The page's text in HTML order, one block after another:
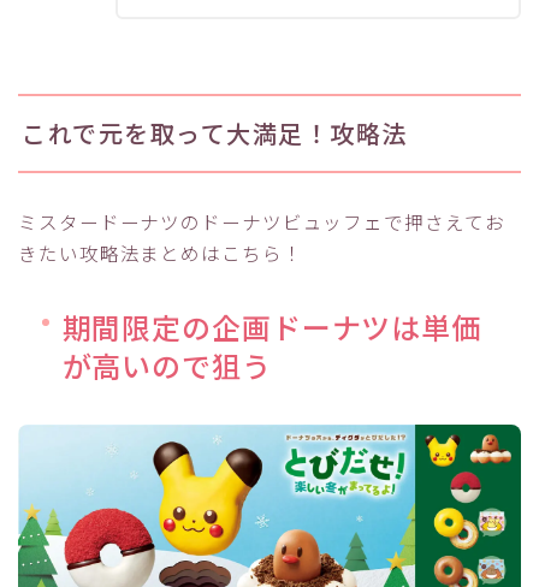
これで元を取って大満足！攻略法
ミスタードーナツのドーナツビュッフェで押さえてお
きたい攻略法まとめはこちら！
期間限定の企画ドーナツは単価
が高いので狙う